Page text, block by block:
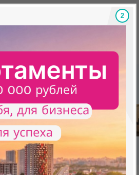
бонусы Готовые
Минска «Минск Мир»
Европа"
1